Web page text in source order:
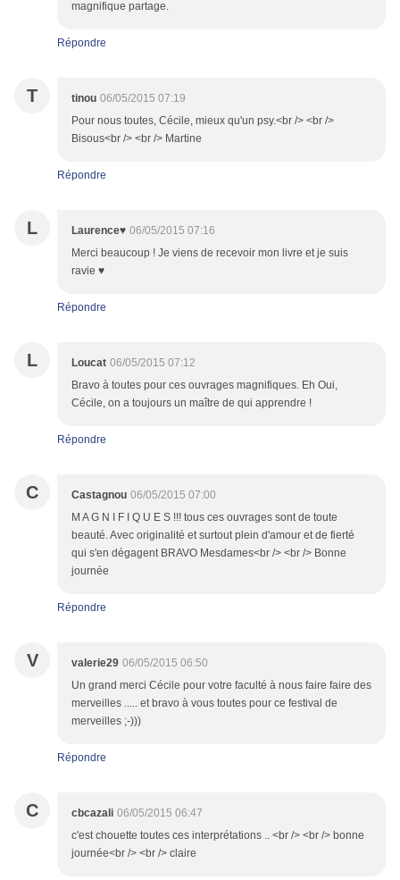
magnifique partage.
Répondre
T tinou 06/05/2015 07:19
Pour nous toutes, Cécile, mieux qu'un psy.<br /> <br />
Bisous<br /> <br /> Martine
Répondre
L Laurence♥ 06/05/2015 07:16
Merci beaucoup ! Je viens de recevoir mon livre et je suis
ravie ♥
Répondre
L Loucat 06/05/2015 07:12
Bravo à toutes pour ces ouvrages magnifiques. Eh Oui,
Cécile, on a toujours un maître de qui apprendre !
Répondre
C Castagnou 06/05/2015 07:00
M A G N I F I Q U E S !!! tous ces ouvrages sont de toute
beauté. Avec originalité et surtout plein d'amour et de fierté
qui s'en dégagent BRAVO Mesdames<br /> <br /> Bonne
journée
Répondre
V valerie29 06/05/2015 06:50
Un grand merci Cécile pour votre faculté à nous faire faire des
merveilles ..... et bravo à vous toutes pour ce festival de
merveilles ;-)))
Répondre
C cbcazali 06/05/2015 06:47
c'est chouette toutes ces interprétations .. <br /> <br /> bonne
journée<br /> <br /> claire